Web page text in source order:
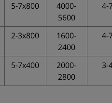
5-7x800
4000-
5600
4-
2-3x800
1600-
2400
4-
5-7x400
2000-
2800
3-